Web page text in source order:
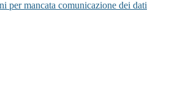
per mancata comunicazione dei dati